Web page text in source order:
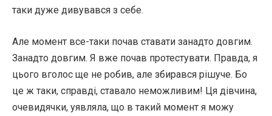
таки дуже дивувався з себе.
Але момент все-таки почав ставати занадто довгим.
Занадто довгим. Я вже почав протестувати. Правда, я
цього вголос ще не робив, але збирався рішуче. Бо
це ж таки, справді, ставало неможливим! Ця дівчина,
очевидячки, уявляла, що в такий момент я можу